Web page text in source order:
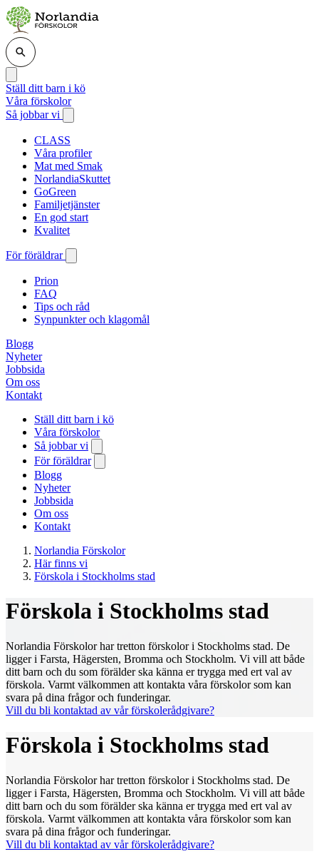
Ställ ditt barn i kö
Våra förskolor
Så jobbar vi
CLASS
Våra profiler
Mat med Smak
NorlandiaSkuttet
GoGreen
Familjetjänster
En god start
Kvalitet
För föräldrar
Prion
FAQ
Tips och råd
Synpunkter och klagomål
Blogg
Nyheter
Jobbsida
Om oss
Kontakt
Ställ ditt barn i kö
Våra förskolor
Så jobbar vi
För föräldrar
Blogg
Nyheter
Jobbsida
Om oss
Kontakt
Norlandia Förskolor
Här finns vi
Förskola i Stockholms stad
Förskola i Stockholms stad
Norlandia Förskolor har tretton förskolor i Stockholms stad. De
ligger i Farsta, Hägersten, Bromma och Stockholm. Vi vill att både
ditt barn och du som förälder ska känna er trygga med ert val av
förskola. Varmt välkommen att kontakta våra förskolor som kan
svara på dina frågor och funderingar.
Vill du bli kontaktad av vår förskolerådgivare?
Förskola i Stockholms stad
Norlandia Förskolor har tretton förskolor i Stockholms stad. De
ligger i Farsta, Hägersten, Bromma och Stockholm. Vi vill att både
ditt barn och du som förälder ska känna er trygga med ert val av
förskola. Varmt välkommen att kontakta våra förskolor som kan
svara på dina frågor och funderingar.
Vill du bli kontaktad av vår förskolerådgivare?